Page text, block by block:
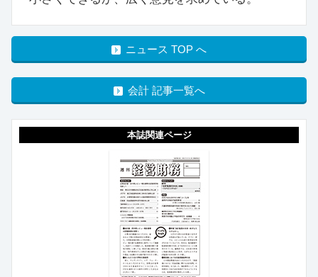
ニュース TOP へ
会計 記事一覧へ
本誌関連ページ